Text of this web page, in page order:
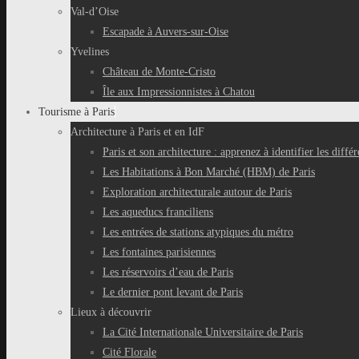
Val-d’Oise
Escapade à Auvers-sur-Oise
Yvelines
Château de Monte-Cristo
Île aux Impressionnistes à Chatou
Tourisme à Paris
Architecture à Paris et en IdF
Paris et son architecture : apprenez à identifier les
Les Habitations à Bon Marché (HBM) de Paris
Exploration architecturale autour de Paris
Les aqueducs franciliens
Les entrées de stations atypiques du métro
Les fontaines parisiennes
Les réservoirs d’eau de Paris
Le dernier pont levant de Paris
Lieux à découvrir
La Cité Internationale Universitaire de Paris
Cité Florale